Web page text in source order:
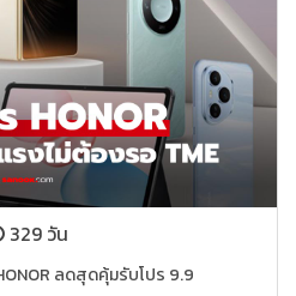
329 วัน
ลดสุดคุ้มรับโปร 9.9